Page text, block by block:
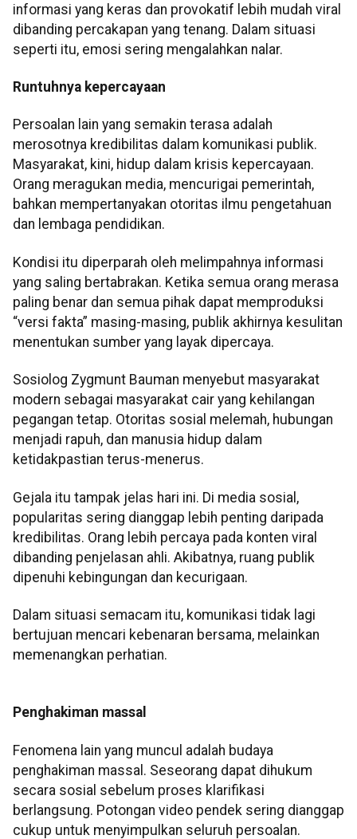
informasi yang keras dan provokatif lebih mudah viral
dibanding percakapan yang tenang. Dalam situasi
seperti itu, emosi sering mengalahkan nalar.
Runtuhnya kepercayaan
Persoalan lain yang semakin terasa adalah
merosotnya kredibilitas dalam komunikasi publik.
Masyarakat, kini, hidup dalam krisis kepercayaan.
Orang meragukan media, mencurigai pemerintah,
bahkan mempertanyakan otoritas ilmu pengetahuan
dan lembaga pendidikan.
Kondisi itu diperparah oleh melimpahnya informasi
yang saling bertabrakan. Ketika semua orang merasa
paling benar dan semua pihak dapat memproduksi
“versi fakta” masing-masing, publik akhirnya kesulitan
menentukan sumber yang layak dipercaya.
Sosiolog Zygmunt Bauman menyebut masyarakat
modern sebagai masyarakat cair yang kehilangan
pegangan tetap. Otoritas sosial melemah, hubungan
menjadi rapuh, dan manusia hidup dalam
ketidakpastian terus-menerus.
Gejala itu tampak jelas hari ini. Di media sosial,
popularitas sering dianggap lebih penting daripada
kredibilitas. Orang lebih percaya pada konten viral
dibanding penjelasan ahli. Akibatnya, ruang publik
dipenuhi kebingungan dan kecurigaan.
Dalam situasi semacam itu, komunikasi tidak lagi
bertujuan mencari kebenaran bersama, melainkan
memenangkan perhatian.
Penghakiman massal
Fenomena lain yang muncul adalah budaya
penghakiman massal. Seseorang dapat dihukum
secara sosial sebelum proses klarifikasi
berlangsung. Potongan video pendek sering dianggap
cukup untuk menyimpulkan seluruh persoalan.